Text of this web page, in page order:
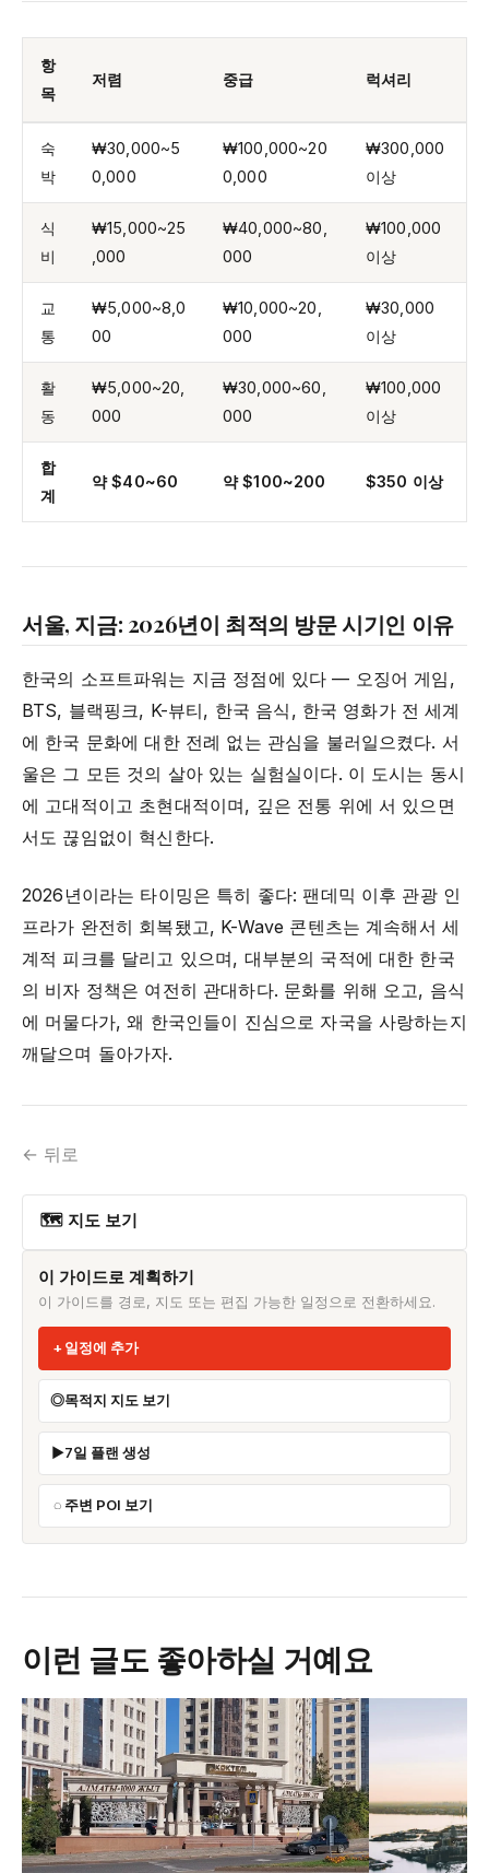
항
목
저렴 중급 럭셔리
숙
박
₩30,000~5
0,000
₩100,000~20
0,000
₩300,000
이상
식
비
₩15,000~25
,000
₩40,000~80,
000
₩100,000
이상
교
통
₩5,000~8,0
00
₩10,000~20,
000
₩30,000
이상
활
동
₩5,000~20,
000
₩30,000~60,
000
₩100,000
이상
합
계
약 $40~60 약 $100~200 $350 이상
서울, 지금: 2026년이 최적의 방문 시기인 이유
한국의 소프트파워는 지금 정점에 있다 — 오징어 게임,
BTS, 블랙핑크, K-뷰티, 한국 음식, 한국 영화가 전 세계
에 한국 문화에 대한 전례 없는 관심을 불러일으켰다. 서
울은 그 모든 것의 살아 있는 실험실이다. 이 도시는 동시
에 고대적이고 초현대적이며, 깊은 전통 위에 서 있으면
서도 끊임없이 혁신한다.
2026년이라는 타이밍은 특히 좋다: 팬데믹 이후 관광 인
프라가 완전히 회복됐고, K-Wave 콘텐츠는 계속해서 세
계적 피크를 달리고 있으며, 대부분의 국적에 대한 한국
의 비자 정책은 여전히 관대하다. 문화를 위해 오고, 음식
에 머물다가, 왜 한국인들이 진심으로 자국을 사랑하는지
깨달으며 돌아가자.
← 뒤로
🗺 지도 보기
이 가이드로 계획하기
이 가이드를 경로, 지도 또는 편집 가능한 일정으로 전환하세요.
일정에 추가
목적지 지도 보기
7일 플랜 생성
주변 POI 보기
이런 글도 좋아하실 거예요